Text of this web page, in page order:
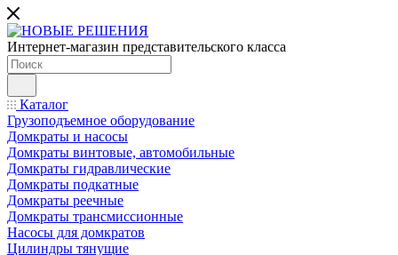
Интернет-магазин представительского класса
Каталог
Грузоподъемное оборудование
Домкраты и насосы
Домкраты винтовые, автомобильные
Домкраты гидравлические
Домкраты подкатные
Домкраты реечные
Домкраты трансмиссионные
Насосы для домкратов
Цилиндры тянущие